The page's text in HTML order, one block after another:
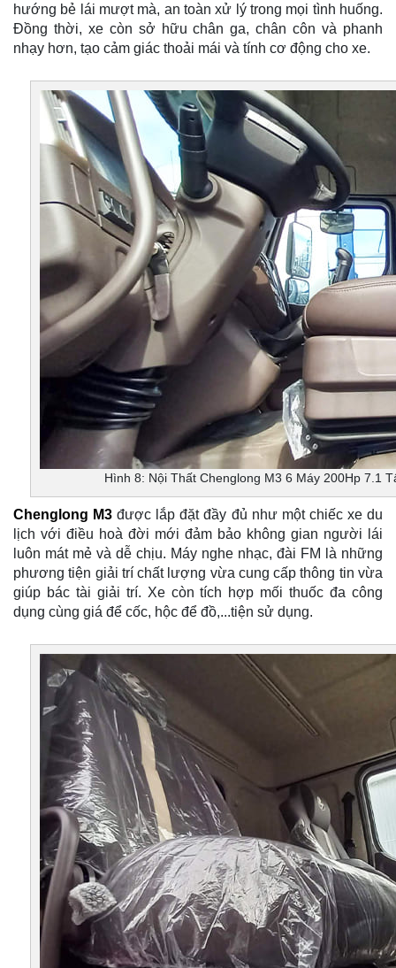
hướng bẻ lái mượt mà, an toàn xử lý trong mọi tình huống.
Đồng thời, xe còn sở hữu chân ga, chân côn và phanh
nhạy hơn, tạo cảm giác thoải mái và tính cơ động cho xe. ​
Hình 8: Nội Thất Chenglong M3 6 Máy 200Hp 7.1
Chenglong M3 được lắp đặt đầy đủ như một chiếc xe du
lịch với điều hoà đời mới đảm bảo không gian người lái
luôn mát mẻ và dễ chịu. Máy nghe nhạc, đài FM là những
phương tiện giải trí chất lượng vừa cung cấp thông tin vừa
giúp bác tài giải trí. Xe còn tích hợp mối thuốc đa công
dụng cùng giá để cốc, hộc để đồ,...tiện sử dụng.